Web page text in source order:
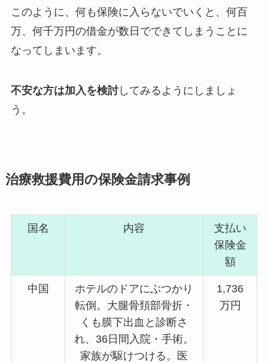
このように、何も保険に入らないでいくと、何百
万、何千万円の借金が数日でできてしまうことに
なってしまいます。
不安な方は加入を検討してみるようにしましょ
う。
治療救援費用の保険金請求事例
国名 内容
支払い
保険金
額
中国
ホテルのドアにぶつかり
転倒。大腿骨頚部骨折・
くも膜下出血と診断さ
れ、36日間入院・手術。
家族が駆けつける。医
1,736
万円